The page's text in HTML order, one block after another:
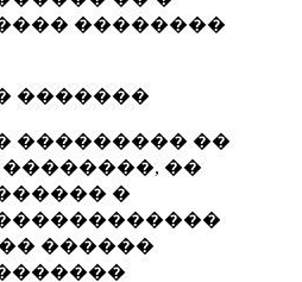
��������
�������
��������� ��
��
�
������